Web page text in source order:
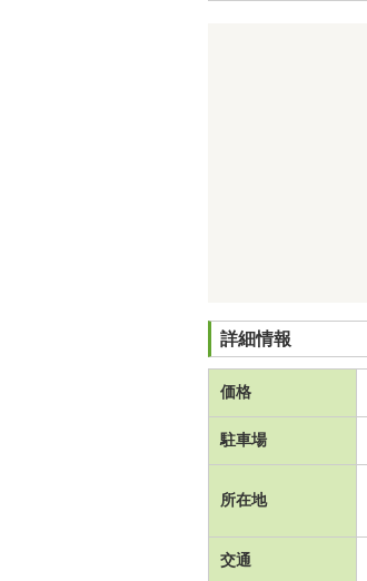
詳細情報
価格
駐車場
所在地
交通